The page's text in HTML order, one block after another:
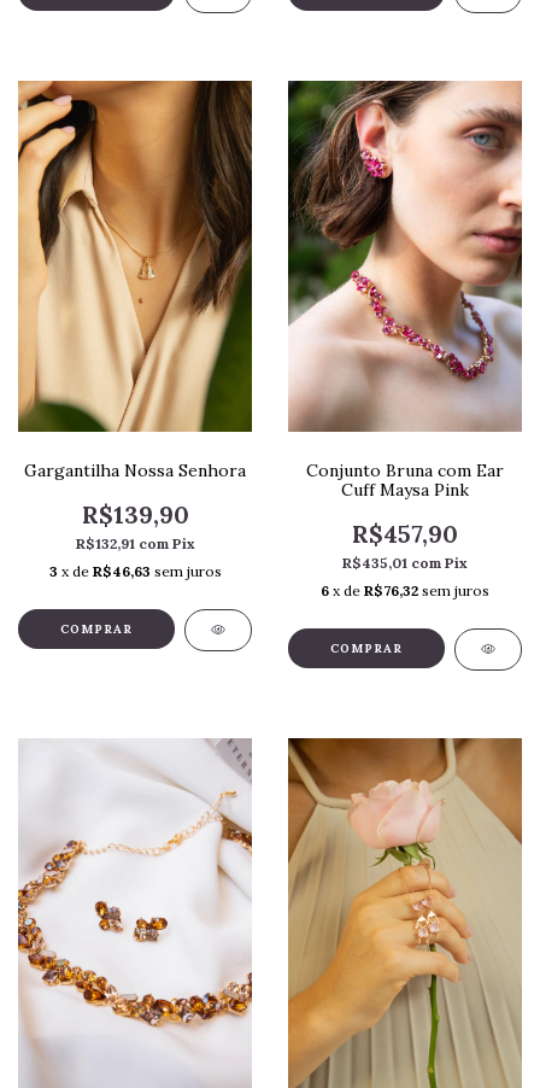
Gargantilha Nossa Senhora
R$139,90
R$132,91 com Pix
3 x de R$46,63 sem juros
Conjunto Bruna com Ear
Cuff Maysa Pink
R$457,90
R$435,01 com Pix
6 x de R$76,32 sem juros